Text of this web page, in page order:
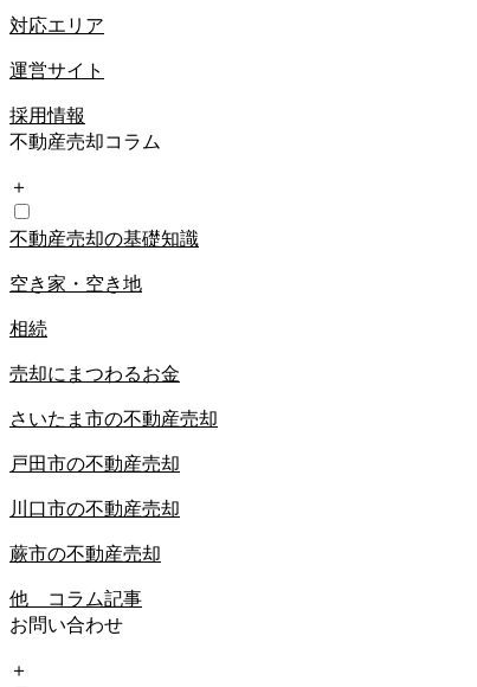
対応エリア
運営サイト
採用情報
不動産売却コラム
＋
不動産売却の基礎知識
空き家・空き地
相続
売却にまつわるお金
さいたま市の不動産売却
戸田市の不動産売却
川口市の不動産売却
蕨市の不動産売却
他 コラム記事
お問い合わせ
＋